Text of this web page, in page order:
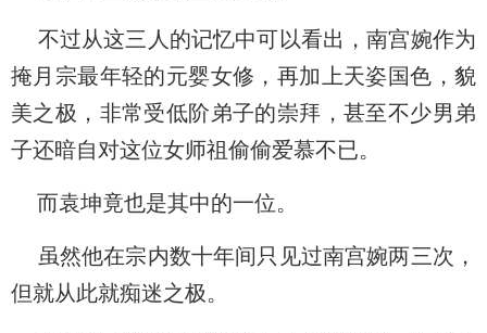
不过从这三人的记忆中可以看出，南宫婉作为
掩月宗最年轻的元婴女修，再加上天姿国色，貌
美之极，非常受低阶弟子的崇拜，甚至不少男弟
子还暗自对这位女师祖偷偷爱慕不已。
而袁坤竟也是其中的一位。
虽然他在宗内数十年间只见过南宫婉两三次，
但就从此就痴迷之极。